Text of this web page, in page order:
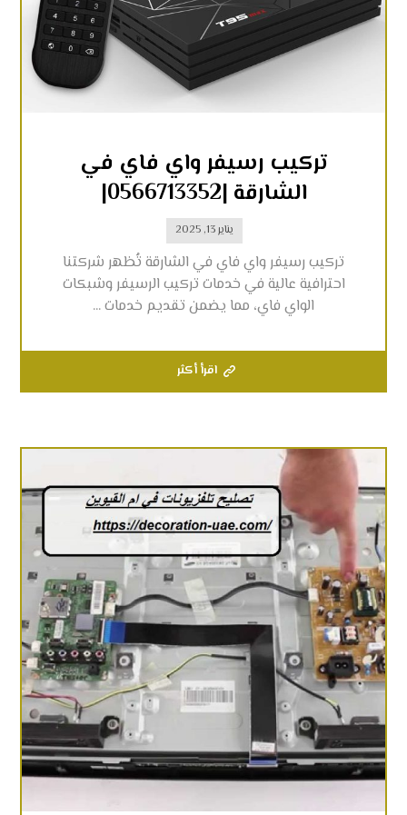
تركيب رسيفر واي فاي في
الشارقة |0566713352|
يناير 13, 2025
تركيب رسيفر واي فاي في الشارقة تُظهر شركتنا
احترافية عالية في خدمات تركيب الرسيفر وشبكات
الواي فاي، مما يضمن تقديم خدمات ...
اقرأ أكثر